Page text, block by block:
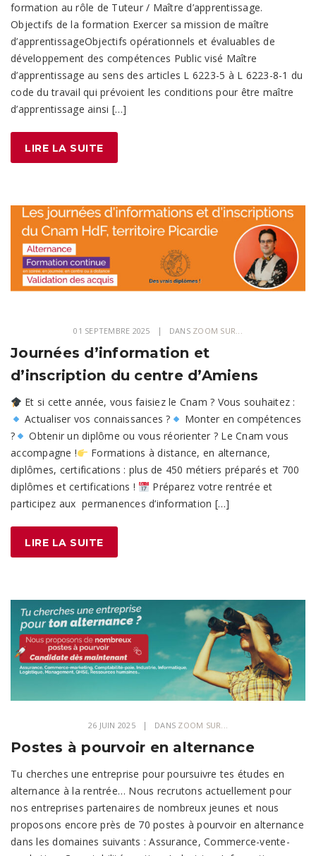
formation au rôle de Tuteur / Maître d’apprentissage.
Objectifs de la formation Exercer sa mission de maître
d’apprentissageObjectifs opérationnels et évaluables de
développement des compétences Public visé Maître
d’apprentissage au sens des articles L 6223-5 à L 6223-8-1 du
code du travail qui prévoient les conditions pour être maître
d’apprentissage ainsi […]
LIRE LA SUITE
01 SEPTEMBRE 2025 DANS ZOOM SUR...
Journées d’information et
d’inscription du centre d’Amiens
Et si cette année, vous faisiez le Cnam ? Vous souhaitez :
Actualiser vos connaissances ?
Monter en compétences
?
Obtenir un diplôme ou vous réorienter ? Le Cnam vous
accompagne !
Formations à distance, en alternance,
diplômes, certifications : plus de 450 métiers préparés et 700
diplômes et certifications !
Préparez votre rentrée et
participez aux permanences d’information […]
LIRE LA SUITE
26 JUIN 2025 DANS ZOOM SUR...
Postes à pourvoir en alternance
Tu cherches une entreprise pour poursuivre tes études en
alternance à la rentrée… Nous recrutons actuellement pour
nos entreprises partenaires de nombreux jeunes et nous
proposons encore près de 70 postes à pourvoir en alternance
dans les domaines suivants : Assurance, Commerce-vente-